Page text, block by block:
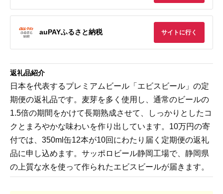
auPAYふるさと納税 サイトに行く
返礼品紹介
日本を代表するプレミアムビール「エビスビール」の定
期便の返礼品です。麦芽を多く使用し、通常のビールの
1.5倍の期間をかけて長期熟成させて、しっかりとしたコ
クとまろやかな味わいを作り出しています。10万円の寄
付では、350ml缶12本が10回にわたり届く定期便の返礼
品に申し込めます。サッポロビール静岡工場で、静岡県
の上質な水を使って作られたエビスビールが届きます。